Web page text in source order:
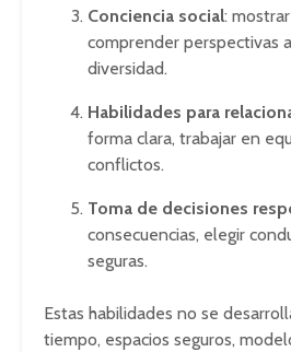
Conciencia social:
comprender perspectivas
diversidad.
Habilidades para
forma clara, trabajar en
conflictos.
Toma de decisiones
consecuencias, elegir
seguras.
Estas habilidades no se
tiempo, espacios seguros,